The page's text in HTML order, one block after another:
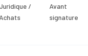
/
Achats
Avant
signature